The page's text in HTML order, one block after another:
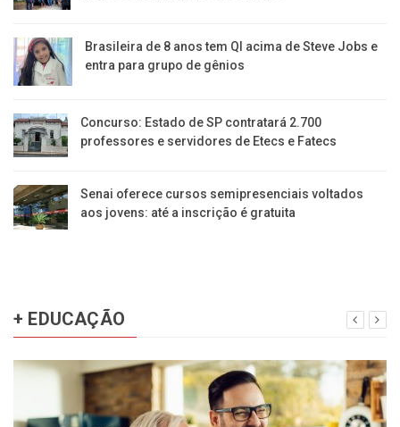
Brasileira de 8 anos tem QI acima de Steve Jobs e
entra para grupo de gênios
Concurso: Estado de SP contratará 2.700
professores e servidores de Etecs e Fatecs
Senai oferece cursos semipresenciais voltados
aos jovens: até a inscrição é gratuita
+ EDUCAÇÃO